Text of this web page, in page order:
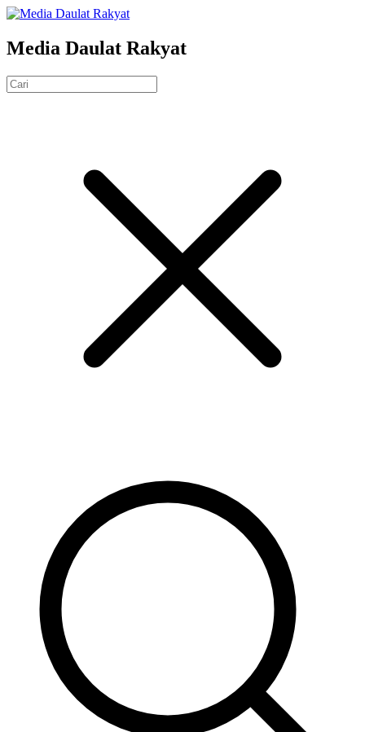
Media Daulat Rakyat